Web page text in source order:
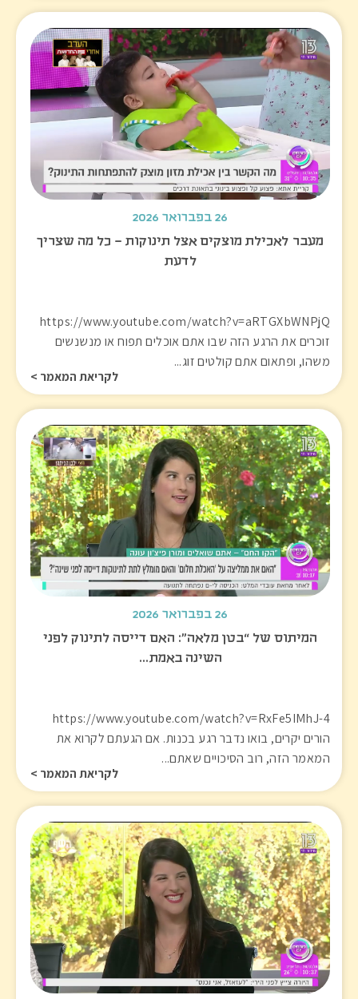
26 בפברואר 2026
מעבר לאכילת מוצקים אצל תינוקות – כל מה שצריך
לדעת
https://www.youtube.com/watch?v=aRTGXbWNPjQ
זוכרים את הרגע הזה שבו אתם אוכלים תפוח או מנשנשים
משהו, ופתאום אתם קולטים זוג...
לקריאת המאמר >
26 בפברואר 2026
המיתוס של “בטן מלאה”: האם דייסה לתינוק לפני
השינה באמת…
https://www.youtube.com/watch?v=RxFe5IMhJ-4
הורים יקרים, בואו נדבר רגע בכנות. אם הגעתם לקרוא את
המאמר הזה, רוב הסיכויים שאתם...
לקריאת המאמר >